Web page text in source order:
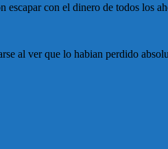
escapar con el dinero de todos los
al ver que lo habian perdido